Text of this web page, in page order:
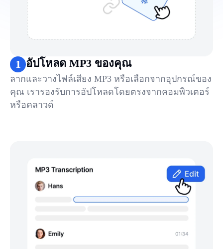
1 อัปโหลด MP3 ของคุณ
ลากและวางไฟล์เสียง MP3 หรือเลือกจากอุปกรณ์ของ
คุณ เรารองรับการอัปโหลดโดยตรงจากคอมพิวเตอร์
หรือคลาวด์